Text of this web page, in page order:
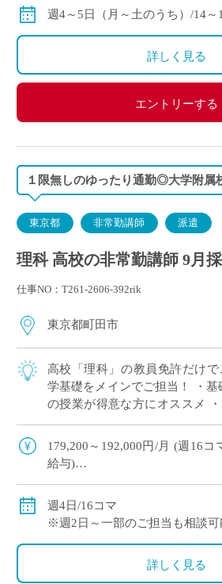
定）
ご指導経験により決定
週4～5日（月～土のうち）/14～
詳しく見る
エントリーする
１限無しのゆったり通勤◎大学附属
東京都 非常勤講師 派遣
理科 高校の非常勤講師 9月
仕事NO：T261-2606-392rik
東京都町田市
高校「理科」の教員免許だけ
学基礎をメインでご担当！ ・基
の授業が得意な方にオススメ
179,200～192,000円/月 (週16
給与)
◇交通費別途支給
週4日/16コマ
※週2日～一部のご担当も相談可
詳しく見る